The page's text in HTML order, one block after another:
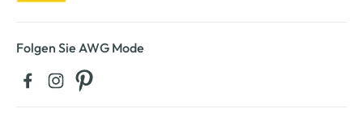
Folgen Sie AWG Mode